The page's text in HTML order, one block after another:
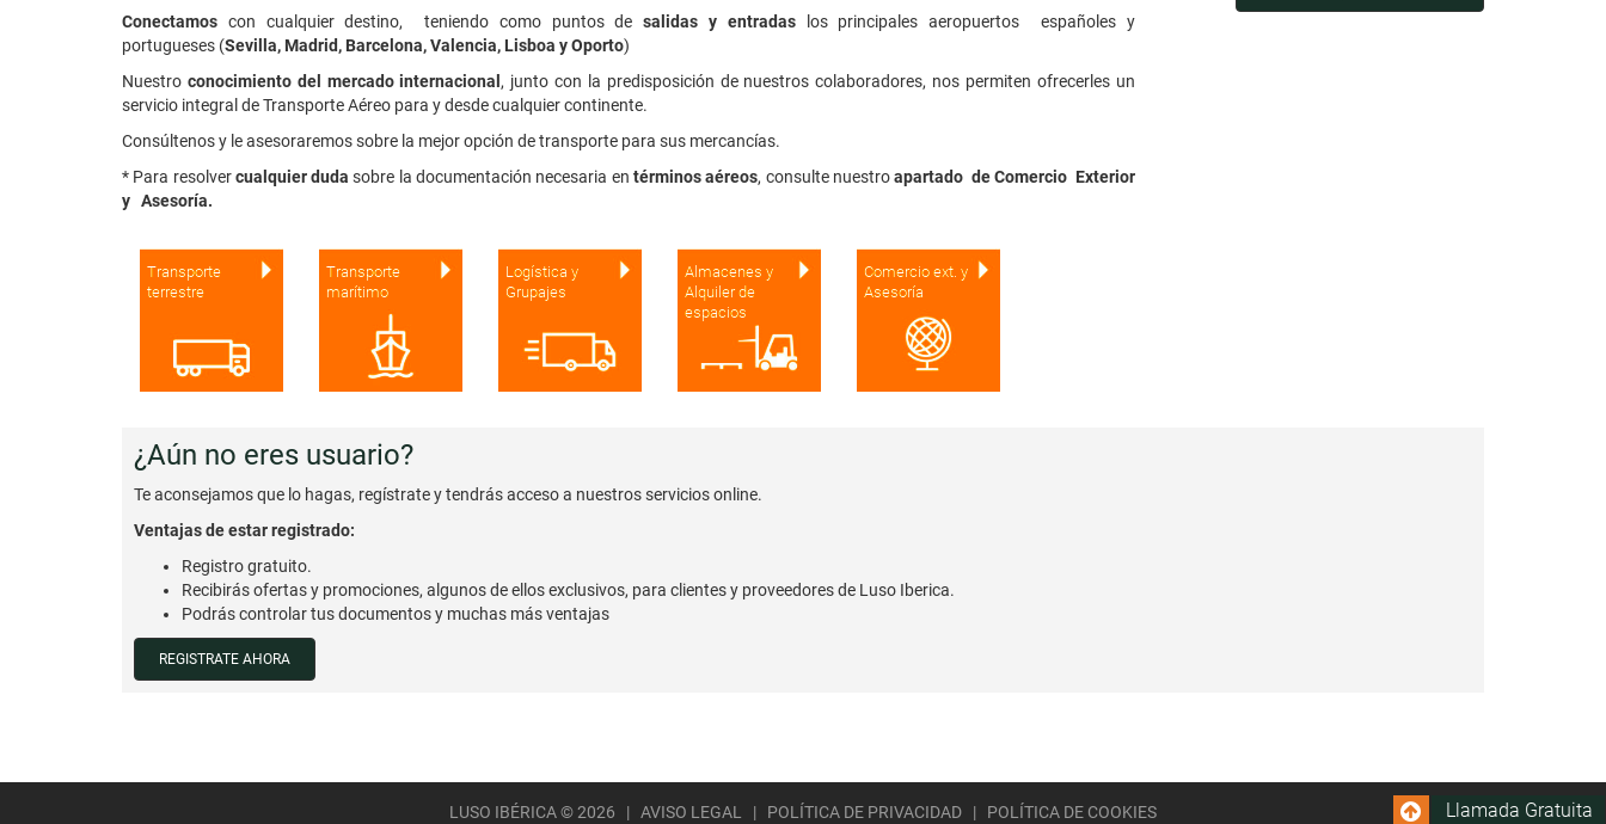
Conectamos con cualquier destino, teniendo como puntos desalidas y entradaslos principales aeropuertos españoles y
portugueses (Sevilla, Madrid, Barcelona, Valencia, Lisboa y Oporto)
Nuestro conocimiento del mercado internacional , junto con la predisposición de nuestros colaboradores, nos permiten ofrecerles un
servicio integral de Transporte Aéreo para y desde cualquier continente.
Consúltenos y le asesoraremos sobre la mejor opción de transporte para sus mercancías.
* Para resolvercualquier duda sobre la documentación necesaria en términos aéreos, consulte nuestroapartado de Comercio Exterior
y Asesoría.
Transporte
terrestre
Transporte
marítimo
Logística y
Grupajes
Almacenes y
Alquiler de
espacios
Comercio ext. y
Asesoría
¿Aún no eres usuario?
Te aconsejamos que lo hagas, regístrate y tendrás acceso a nuestros servicios online.
Ventajas de estar registrado:
Registro gratuito.
Recibirás ofertas y promociones, algunos de ellos exclusivos, para clientes y proveedores de Luso Iberica.
Podrás controlar tus documentos y muchas más ventajas
REGISTRATE AHORA
LUSO IBÉRICA © 2026 | AVISO LEGAL | POLÍTICA DE PRIVACIDAD | POLÍTICA DE COOKIES Llamada Gratuita